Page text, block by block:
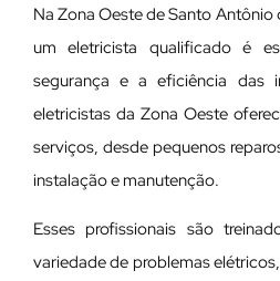
Na Zona Oeste de Santo
um eletricista qualificado é
segurança e a eficiência das
eletricistas da Zona Oeste
serviços, desde pequenos
instalação e manutenção.
Esses profissionais são
variedade de problemas